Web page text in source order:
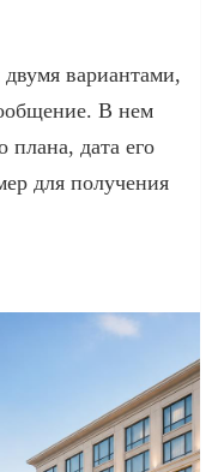
вариантами,
В нем
плана, дата его
для получения